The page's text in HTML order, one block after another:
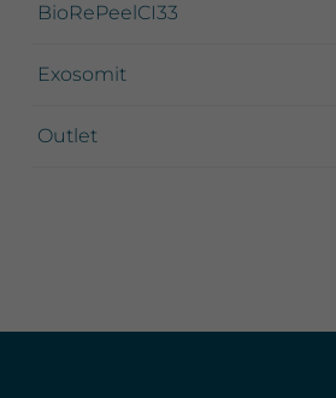
BioRePeelCI33
Exosomit
Outlet